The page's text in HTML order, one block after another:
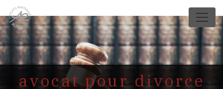
Panneau de gestion des cookies
avocat pour divorce